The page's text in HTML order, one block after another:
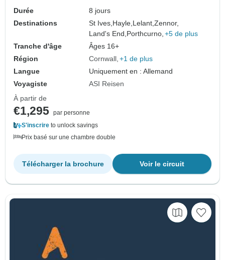
Durée
8 jours
Destinations
St Ives,Hayle,Lelant,Zennor,
Land's End,Porthcurno, +5 de plus
Tranche d'âge
Âges 16+
Région
Cornwall +1 de plus
Langue
Uniquement en : Allemand
Voyagiste
ASI Reisen
À partir de
€1,295 par personne
S'inscrire to unlock savings
Prix basé sur une chambre double
Voir le circuit
Télécharger la brochure